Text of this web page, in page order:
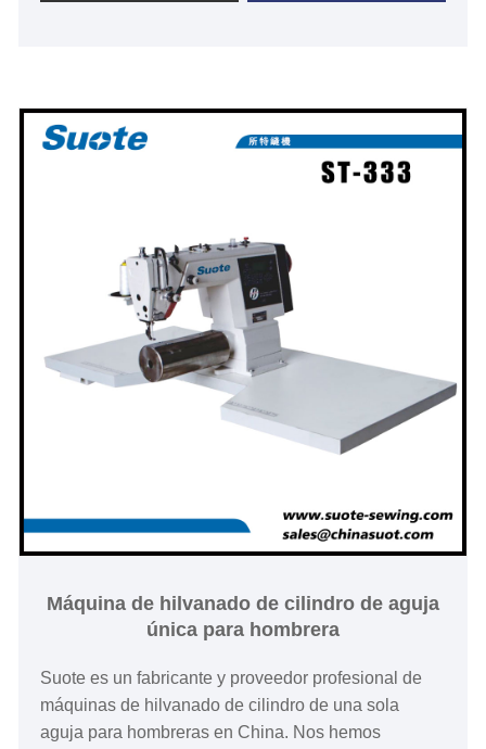
producto para ayudarlo a comprender mejor la
máquina que se adapta a sus necesidades.
Máquina de hilvanado de cilindro de aguja
única para hombrera
Suote es un fabricante y proveedor profesional de
máquinas de hilvanado de cilindro de una sola
aguja para hombreras en China. Nos hemos